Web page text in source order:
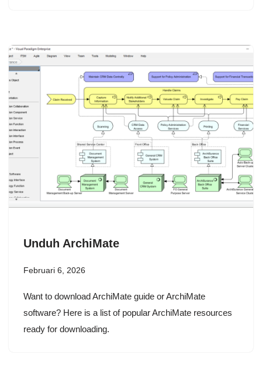
Unduh ArchiMate
Februari 6, 2026
Want to download ArchiMate guide or ArchiMate
software? Here is a list of popular ArchiMate resources
ready for downloading.